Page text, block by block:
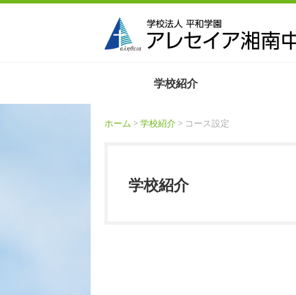
学校紹介
ホーム >学校紹介> コース設定
学校紹介